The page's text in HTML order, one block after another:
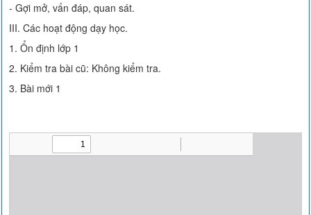
- Gợi mở, vấn đáp, quan sát.
III. Các hoạt động dạy học.
1. Ổn định lớp 1
2. Kiểm tra bài cũ: Không kiểm tra.
3. Bài mới 1